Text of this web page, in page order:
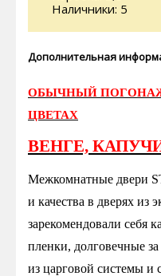
Наличники: 5
Дополнительная
ОБЫЧНЫЙ
ЦВЕТАХ
ВЕНГЕ,
Межкомнатные двери
и качества в дверях
зарекомендовали себя
пленки, долговечные
из царговой системы и